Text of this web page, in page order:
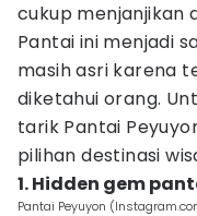
cukup menjanjikan
Pantai ini menjadi
masih asri karena
diketahui orang.
tarik Pantai
pilihan destinasi
1. Hidden gem
Pantai Peyuyon